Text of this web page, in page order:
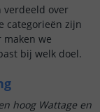
verdeeld over
categorieën zijn
we
bij welk doel.
hoog Wattage en